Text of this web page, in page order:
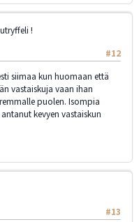
!
#12
siimaa kun huomaan että
vastaiskuja vaan ihan
puolen. Isompia
kevyen vastaiskun
#13